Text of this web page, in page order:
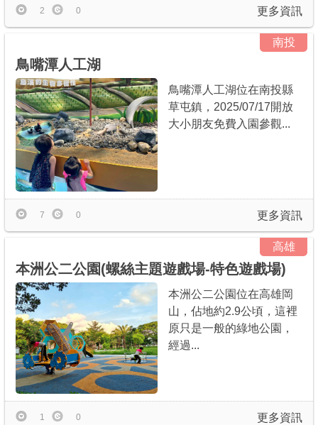
更多資訊
2 0
南投
鳥嘴潭人工湖
鳥嘴潭人工湖位在南投縣
草屯鎮，2025/07/17開放
大小朋友免費入園參觀...
更多資訊
7 0
高雄
本洲公二公園(螺絲主題遊戲場-特色遊戲場)
本洲公二公園位在高雄岡
山，佔地約2.9公頃，這裡
原只是一般的綠地公園，
經過...
更多資訊
1 0